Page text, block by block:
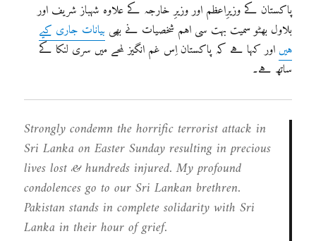
پاکستان کے وزیرِاعظم اور وزیرِ خارجہ کے علاوہ شہباز شریف اور
بلاول بھٹو سمیت بہت سی اہم شخصیات نے بھی بیانات جاری کیے
ہیںاور کہا ہے کہ پاکستان اِس غم انگیز لمحے میں سری لنکا کے
ساتھ ہے۔
Strongly condemn the horrific terrorist attack in
Sri Lanka on Easter Sunday resulting in precious
lives lost & hundreds injured. My profound
condolences go to our Sri Lankan brethren.
Pakistan stands in complete solidarity with Sri
Lanka in their hour of grief.